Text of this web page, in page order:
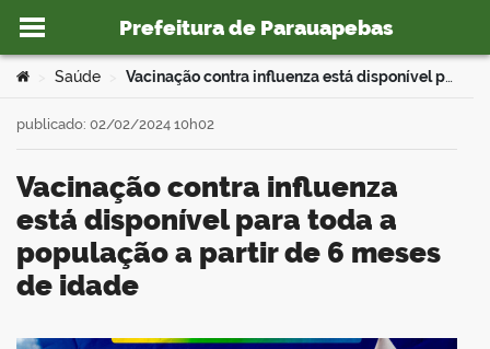
Ir para o conteúdo
Prefeitura de Parauapebas
portal
Você está aqui:
Saúde Vacinação contra influenza está disponível para toda a população a partir de 6 meses de idade
Vacinação contra influenza
está disponível para toda a
população a partir de 6 meses
de idade
publicado: 02/02/2024 10h02